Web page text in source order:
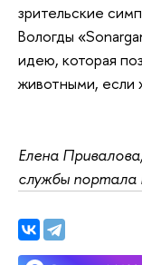
зрительские
Вологды
идею, которая
животными, если
Елена
службы